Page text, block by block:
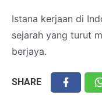
Istana kerjaan di
sejarah yang turut
berjaya.
SHARE